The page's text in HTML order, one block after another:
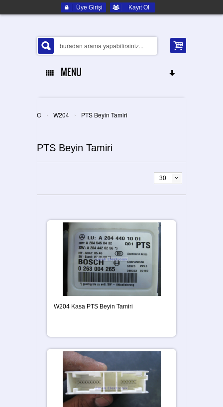
Üye Girişi Kayıt Ol
MENU
ELEKTRONIK YEDEK PARÇA
C › W204 › PTS Beyin Tamiri
PTS Beyin Tamiri
30
W204 Kasa PTS Beyin Tamiri